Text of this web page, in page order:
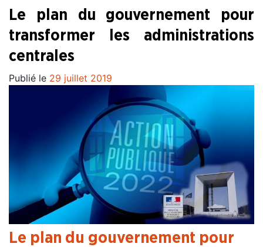
Le plan du gouvernement pour
transformer les administrations
centrales
Publié le 29 juillet 2019
Le plan du gouvernement pour